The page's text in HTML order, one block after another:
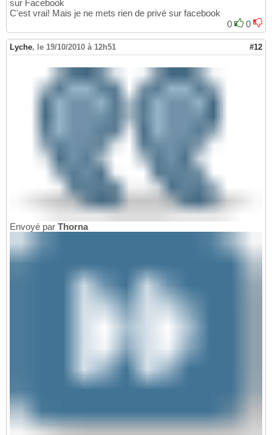
sur Facebook
C'est vrai! Mais je ne mets rien de privé sur facebook
0
0
Lyche, le 19/10/2010 à 12h51 #12
Envoyé par Thorna